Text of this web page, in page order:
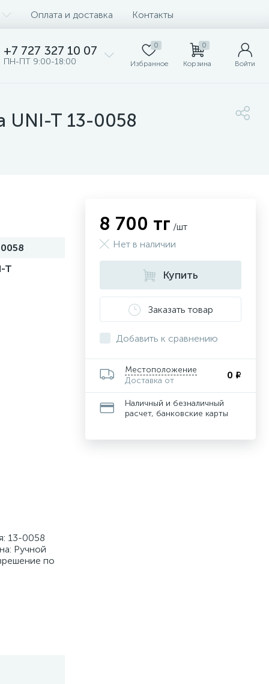
Оплата и доставка Контакты
+7 727 327 10 07
ПН-ПТ 9:00-18:00
0
Избранное
0
Корзина Войти
UNI-T 13-0058
T
13-0058
Ручной
по
8 700 тг /шт
Нет в наличии
Купить
Заказать товар
Добавить к сравнению
Местоположение
Доставка от
0 ₽
Наличный и безналичный
расчет, банковские карты